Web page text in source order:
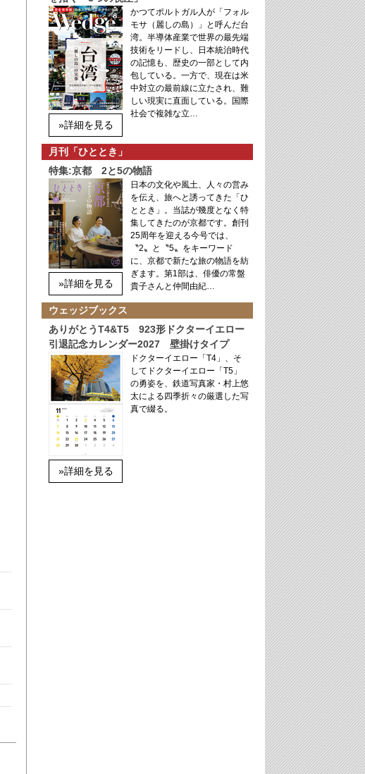
»詳細を見る
かつてポルトガル人が「フォル
モサ（麗しの島）」と呼んだ台
湾。半導体産業で世界の最先端
技術をリードし、日本統治時代
の記憶も、歴史の一部として内
包している。一方で、現在は米
中対立の最前線に立たされ、難
しい現実に直面している。国際
社会で複雑な立…
月刊「ひととき」
特集:京都 2と5の物語
»詳細を見る
日本の文化や風土、人々の営み
を伝え、旅へと誘ってきた「ひ
ととき」。当誌が幾度となく特
集してきたのが京都です。創刊
25周年を迎える今号では、
〝2〟と〝5〟をキーワード
に、京都で新たな旅の物語を紡
ぎます。第1部は、俳優の常盤
貴子さんと仲間由紀…
ウェッジブックス
ありがとうT4&T5 923形ドクターイエロー
引退記念カレンダー2027 壁掛けタイプ
»詳細を見る
ドクターイエロー「T4」、そ
してドクターイエロー「T5」
の勇姿を、鉄道写真家・村上悠
太による四季折々の厳選した写
真で綴る。